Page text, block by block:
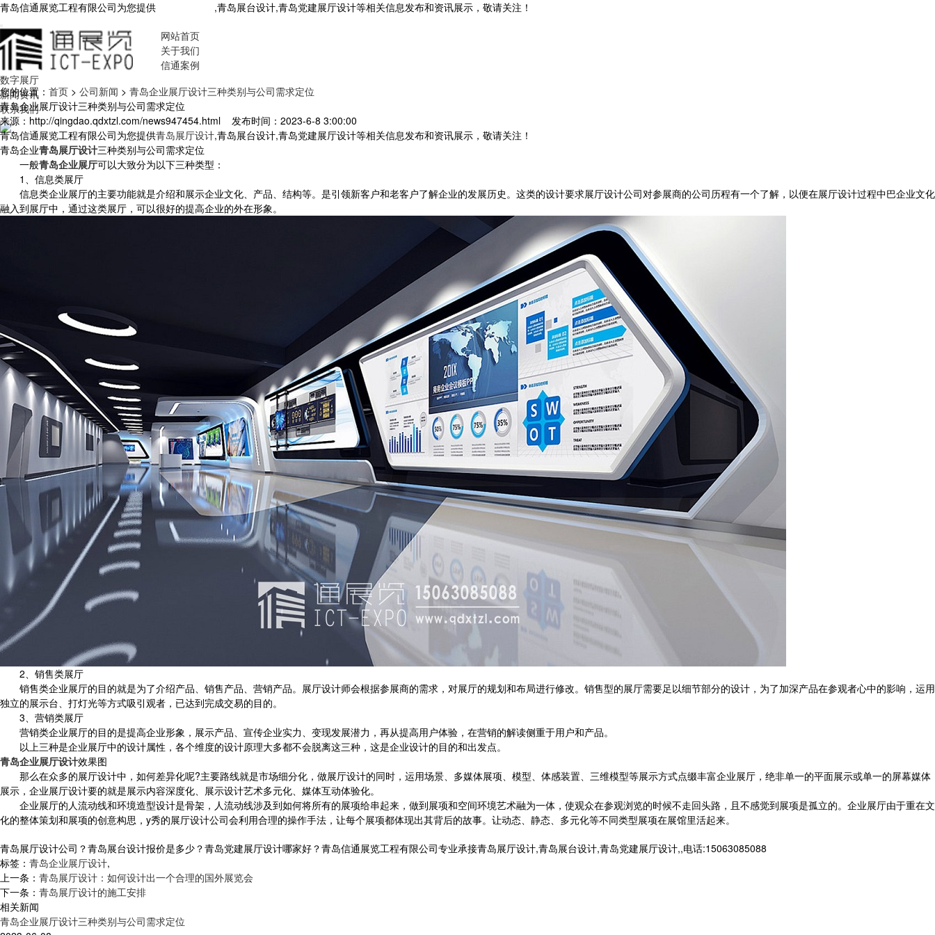
青岛信通展览工程有限公司为您提供 ,青岛展台设计,青岛党建展厅设计等相关信息发布和资讯展示，敬请关注！
网站首页
关于我们
信通案例
数字展厅
新闻资讯
联系我们
您的位置： 首页 > 公司新闻 > 青岛企业展厅设计三种类别与公司需求定位
青岛企业展厅设计三种类别与公司需求定位
来源：http://qingdao.qdxtzl.com/news947454.html 发布时间：2023-6-8 3:00:00
青岛信通展览工程有限公司为您提供青岛展厅设计,青岛展台设计,青岛党建展厅设计等相关信息发布和资讯展示，敬请关注！
青岛企业青岛展厅设计三种类别与公司需求定位
一般青岛企业展厅可以大致分为以下三种类型：
1、信息类展厅
信息类企业展厅的主要功能就是介绍和展示企业文化、产品、结构等。是引领新客户和老客户了解企业的发展历史。这类的设计要求展厅设计公司对参展商的公司历程有一个了解，以便在展厅设计过程中巴企业文化
融入到展厅中，通过这类展厅，可以很好的提高企业的外在形象。
2、销售类展厅
销售类企业展厅的目的就是为了介绍产品、销售产品、营销产品。展厅设计师会根据参展商的需求，对展厅的规划和布局进行修改。销售型的展厅需要足以细节部分的设计，为了加深产品在参观者心中的影响，运用
独立的展示台、打灯光等方式吸引观者，已达到完成交易的目的。
3、营销类展厅
营销类企业展厅的目的是提高企业形象，展示产品、宣传企业实力、变现发展潜力，再从提高用户体验，在营销的解读侧重于用户和产品。
以上三种是企业展厅中的设计属性，各个维度的设计原理大多都不会脱离这三种，这是企业设计的目的和出发点。
青岛企业展厅设计效果图
那么在众多的展厅设计中，如何差异化呢?主要路线就是市场细分化，做展厅设计的同时，运用场景、多媒体展项、模型、体感装置、三维模型等展示方式点缀丰富企业展厅，绝非单一的平面展示或单一的屏幕媒体
展示，企业展厅设计要的就是展示内容深度化、展示设计艺术多元化、媒体互动体验化。
企业展厅的人流动线和环境造型设计是骨架，人流动线涉及到如何将所有的展项给串起来，做到展项和空间环境艺术融为一体，使观众在参观浏览的时候不走回头路，且不感觉到展项是孤立的。企业展厅由于重在文
化的整体策划和展项的创意构思，y秀的展厅设计公司会利用合理的操作手法，让每个展项都体现出其背后的故事。让动态、静态、多元化等不同类型展项在展馆里活起来。
青岛展厅设计公司？青岛展台设计报价是多少？青岛党建展厅设计哪家好？青岛信通展览工程有限公司专业承接青岛展厅设计,青岛展台设计,青岛党建展厅设计,,电话:15063085088
标签： 青岛企业展厅设计,
上一条： 青岛展厅设计：如何设计出一个合理的国外展览会
下一条： 青岛展厅设计的施工安排
相关新闻
青岛企业展厅设计三种类别与公司需求定位